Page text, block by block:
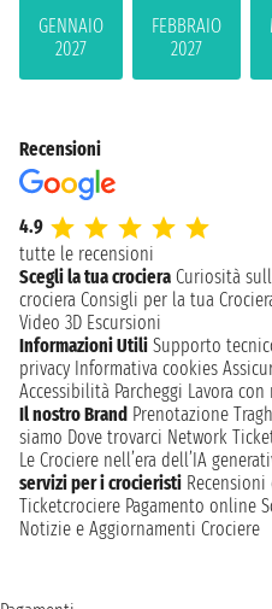
GENNAIO
2027
FEBBRAIO
2027
Recensioni
4.9
tutte le recensioni
Scegli la tua crociera Curiosità
crociera Consigli per la tua
Video 3D Escursioni
Informazioni Utili Supporto
privacy Informativa cookies
Accessibilità Parcheggi Lavora con
Il nostro Brand Prenotazione
siamo Dove trovarci Network
Le Crociere nell’era dell’IA
servizi per i crocieristi
Ticketcrociere Pagamento online
Notizie e Aggiornamenti Crociere